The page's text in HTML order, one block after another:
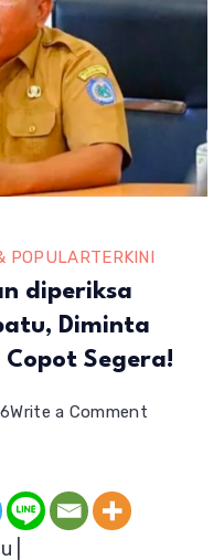
POPULARTERKINI
diperiksa
Diminta
Segera!
Write a Commenton
|